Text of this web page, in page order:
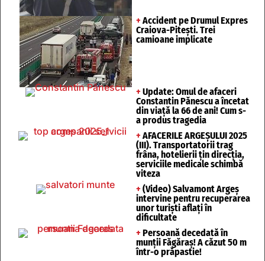
+ Accident pe Drumul Expres
Craiova-Pitești. Trei
camioane implicate
+ Update: Omul de afaceri
Constantin Pănescu a încetat
din viață la 66 de ani! Cum s-
a produs tragedia
+ AFACERILE ARGEȘULUI 2025
(III). Transportatorii trag
frâna, hotelierii țin direcția,
serviciile medicale schimbă
viteza
+ (Video) Salvamont Argeș
intervine pentru recuperarea
unor turişti aflaţi în
dificultate
+ Persoană decedată în
munții Făgăraș! A căzut 50 m
într-o prăpastie!